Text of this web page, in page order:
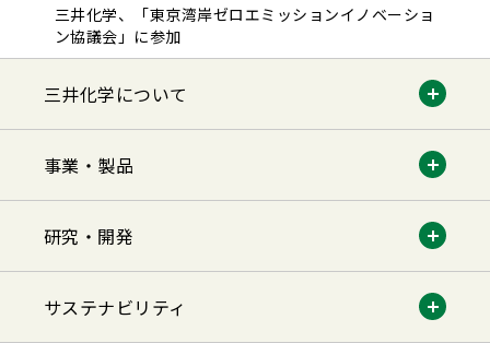
三井化学、「東京湾岸ゼロエミッションイノベーショ
ン協議会」に参加
三井化学について
事業・製品
研究・開発
サステナビリティ